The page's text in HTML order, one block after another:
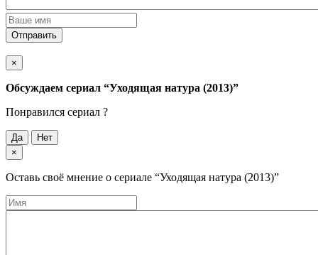
Отправить
×
Обсуждаем cериал “Уходящая натура (2013)”
Понравился cериал ?
Да
Нет
×
Оставь своё мнение о cериале “Уходящая натура (2013)”